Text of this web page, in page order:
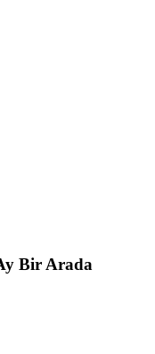
Bir Arada